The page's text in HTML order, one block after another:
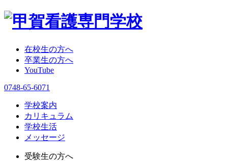
在校生の方へ
卒業生の方へ
YouTube
0748-65-6071
学校案内
カリキュラム
学校生活
メッセージ
受験生の方へ